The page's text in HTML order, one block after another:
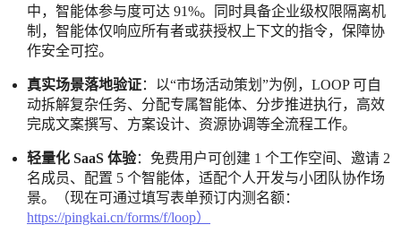
中，智能体参与度可达 91%。同时具备企业级权限隔离机
制，智能体仅响应所有者或获授权上下文的指令，保障协
作安全可控。
真实场景落地验证：以“市场活动策划”为例，LOOP 可自
动拆解复杂任务、分配专属智能体、分步推进执行，高效
完成文案撰写、方案设计、资源协调等全流程工作。
轻量化 SaaS 体验：免费用户可创建 1 个工作空间、邀请 2
名成员、配置 5 个智能体，适配个人开发与小团队协作场
景。（现在可通过填写表单预订内测名额：
https://pingkai.cn/forms/f/loop）